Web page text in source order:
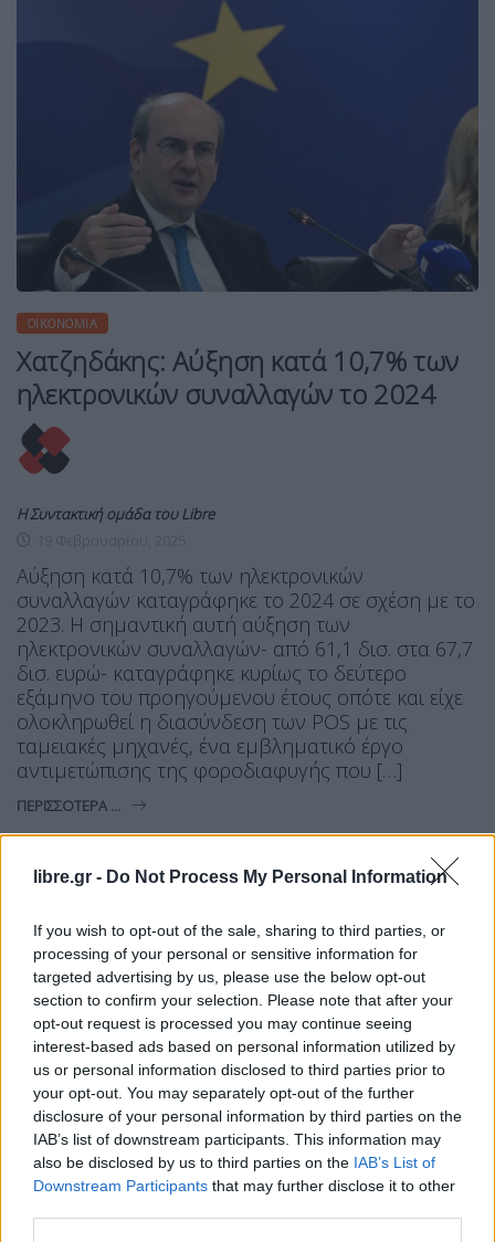
libre.gr - Do Not Process My Personal Information
If you wish to opt-out of the sale, sharing to third parties, or
processing of your personal or sensitive information for
targeted advertising by us, please use the below opt-out
section to confirm your selection. Please note that after your
opt-out request is processed you may continue seeing
interest-based ads based on personal information utilized by
us or personal information disclosed to third parties prior to
your opt-out. You may separately opt-out of the further
disclosure of your personal information by third parties on the
IAB’s list of downstream participants. This information may
also be disclosed by us to third parties on the IAB’s List of
Downstream Participants that may further disclose it to other
ΟΙΚΟΝΟΜΊΑ
Χατζηδάκης: Αύξηση κατά 10,7% των
ηλεκτρονικών συναλλαγών το 2024
Η Συντακτική ομάδα του Libre
Αύξηση κατά 10,7% των ηλεκτρονικών
συναλλαγών καταγράφηκε το 2024 σε σχέση με το
2023. Η σημαντική αυτή αύξηση των
ηλεκτρονικών συναλλαγών- από 61,1 δισ. στα 67,7
δισ. ευρώ- καταγράφηκε κυρίως το δεύτερο
εξάμηνο του προηγούμενου έτους οπότε και είχε
ολοκληρωθεί η διασύνδεση των POS με τις
ταμειακές μηχανές, ένα εμβληματικό έργο
αντιμετώπισης της φοροδιαφυγής που […]
ΠΕΡΙΣΣΌΤΕΡΑ ...
ΟΙΚΟΝΟΜΊΑ
Στην τσιμπίδα της ΑΑΔΕ: Γνωστή
αλυσίδα εστίασης και νυχτερινά
κέντρα-Δεν σύνδεσαν